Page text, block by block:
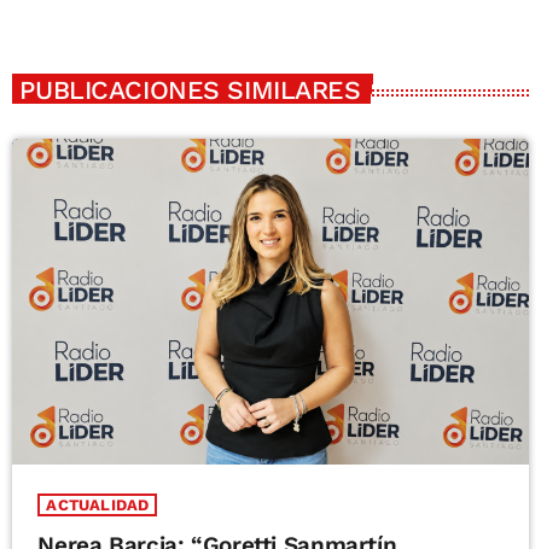
PUBLICACIONES SIMILARES
ACTUALIDAD